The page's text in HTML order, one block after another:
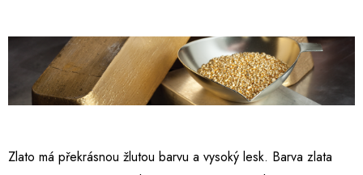
Zlato má překrásnou žlutou barvu a vysoký lesk. Barva zlata